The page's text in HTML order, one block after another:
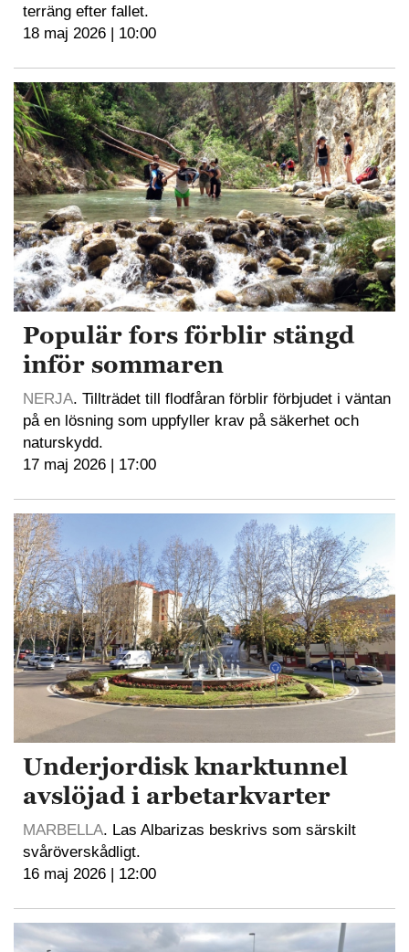
terräng efter fallet.
18 maj 2026 | 10:00
Populär fors förblir stängd
inför sommaren
NERJA. Tillträdet till flodfåran förblir förbjudet i väntan
på en lösning som uppfyller krav på säkerhet och
naturskydd.
17 maj 2026 | 17:00
Underjordisk knarktunnel
avslöjad i arbetarkvarter
MARBELLA. Las Albarizas beskrivs som särskilt
svåröverskådligt.
16 maj 2026 | 12:00